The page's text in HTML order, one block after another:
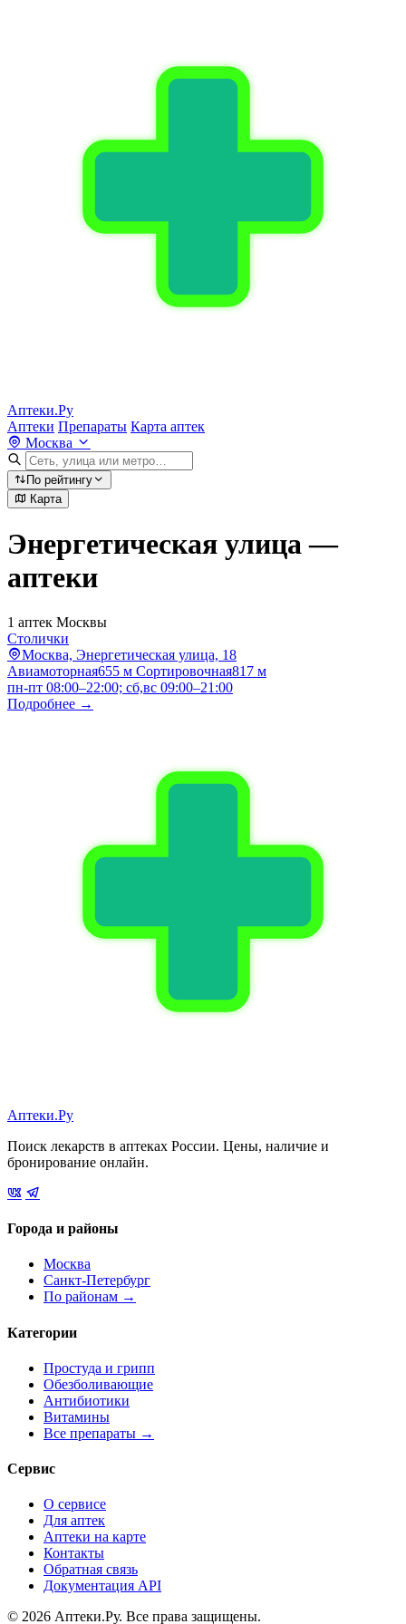
Аптеки.Ру
Аптеки Препараты Карта аптек
Москва
По рейтингу
Карта
Энергетическая улица —
аптеки
1 аптек Москвы
Столички
Москва, Энергетическая улица, 18
Авиамоторная655 м Сортировочная817 м
пн-пт 08:00–22:00; сб,вс 09:00–21:00
Подробнее →
Аптеки.Ру
Поиск лекарств в аптеках России. Цены, наличие и
бронирование онлайн.
Города и районы
Москва
Санкт-Петербург
По районам →
Категории
Простуда и грипп
Обезболивающие
Антибиотики
Витамины
Все препараты →
Сервис
О сервисе
Для аптек
Аптеки на карте
Контакты
Обратная связь
Документация API
© 2026 Аптеки.Ру. Все права защищены.